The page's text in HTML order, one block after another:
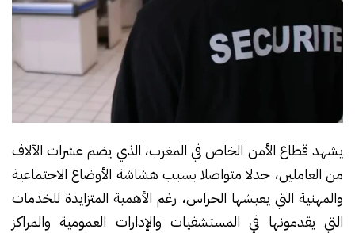
يشهد قطاع الأمن الخاص في المغرب، الذي يضم عشرات الآلاف
من العاملين، جدلا متواصلا بسبب هشاشة الأوضاع الاجتماعية
والمهنية التي يعيشها الحراس، رغم الأهمية المتزايدة للخدمات
التي يقدمونها في المستشفيات والإدارات العمومية والمراكز